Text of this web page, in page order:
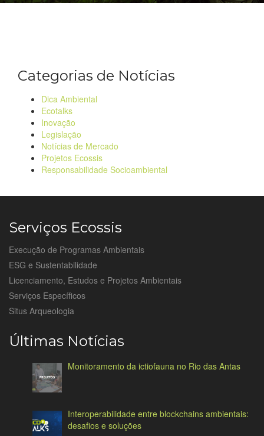
Categorias de Notícias
Dica Ambiental
Ecotalks
Inovação
Legislação
Notícias de Mercado
Projetos Ecossis
Responsabilidade Socioambiental
Serviços Ecossis
Execução de Programas Ambientais
ESG e Sustentabilidade
Licenciamento, Estudos e Projetos Ambientais
Serviços Específicos
Situs Arqueologia
Últimas Notícias
Monitoramento da ictiofauna no Rio das Antas
Interoperabilidade entre blockchains ambientais:
desafios e soluções